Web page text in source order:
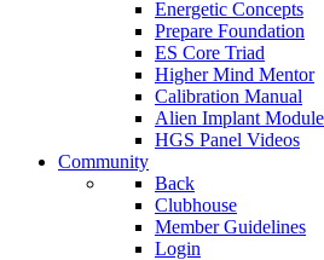
Energetic Concepts
Prepare Foundation
ES Core Triad
Higher Mind Mentor
Calibration Manual
Alien Implant Module
HGS Panel Videos
Community
Back
Clubhouse
Member Guidelines
Login